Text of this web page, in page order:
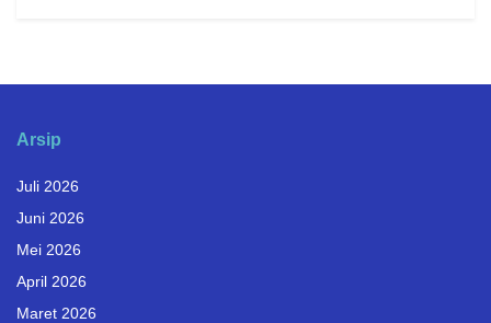
Arsip
Juli 2026
Juni 2026
Mei 2026
April 2026
Maret 2026